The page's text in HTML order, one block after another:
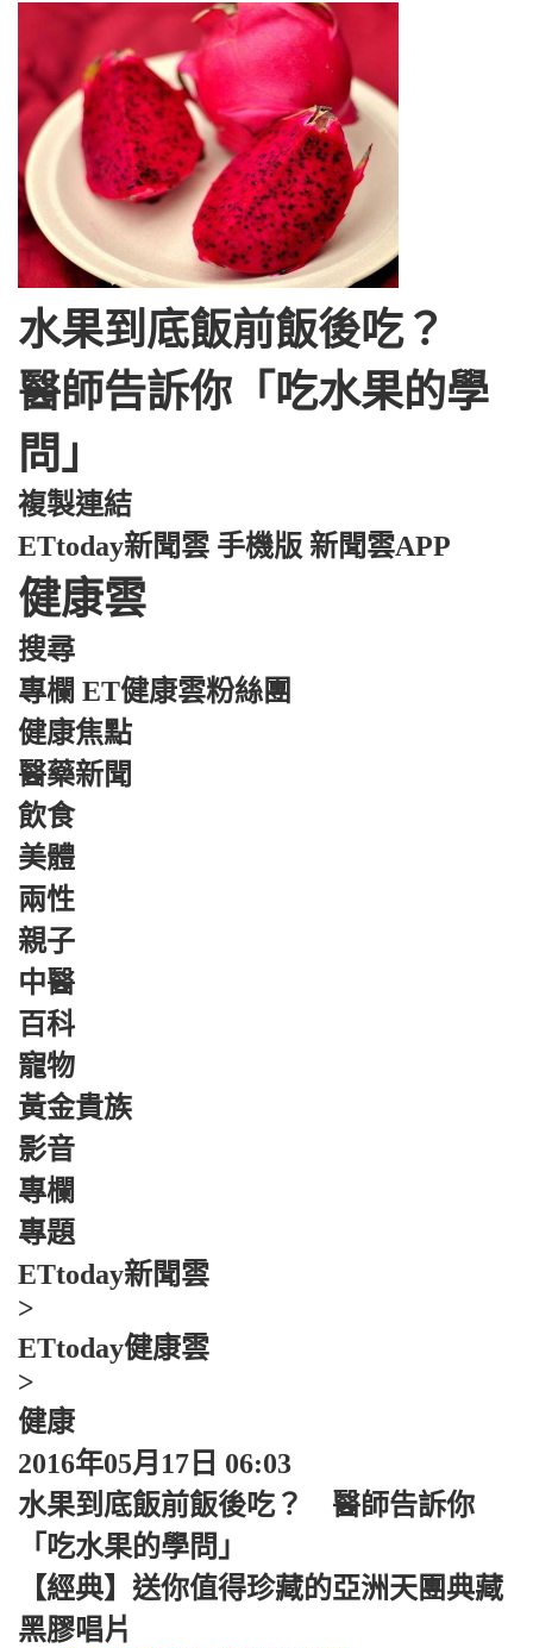
水果到底飯前飯後吃？
醫師告訴你「吃水果的學
問」
複製連結
ETtoday新聞雲 手機版 新聞雲APP
健康雲
搜尋
專欄 ET健康雲粉絲團
健康焦點
醫藥新聞
飲食
美體
兩性
親子
中醫
百科
寵物
黃金貴族
影音
專欄
專題
ETtoday新聞雲
>
ETtoday健康雲
>
健康
2016年05月17日 06:03
水果到底飯前飯後吃？ 醫師告訴你
「吃水果的學問」
【經典】送你值得珍藏的亞洲天團典藏
黑膠唱片